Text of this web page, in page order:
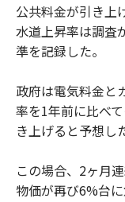
公共料金が引き上
水道上昇率は調査
準を記録した。
政府は電気料金と
率を1年前に比べ
き上げると予想し
この場合、2ヶ月
物価が再び6%台